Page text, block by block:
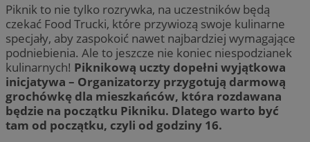
Piknik to nie tylko rozrywka, na uczestników będą
czekać Food Trucki, które przywiozą swoje kulinarne
specjały, aby zaspokoić nawet najbardziej wymagające
podniebienia. Ale to jeszcze nie koniec niespodzianek
kulinarnych! Piknikową uczty dopełni wyjątkowa
inicjatywa – Organizatorzy przygotują darmową
grochówkę dla mieszkańców, która rozdawana
będzie na początku Pikniku. Dlatego warto być
tam od początku, czyli od godziny 16.